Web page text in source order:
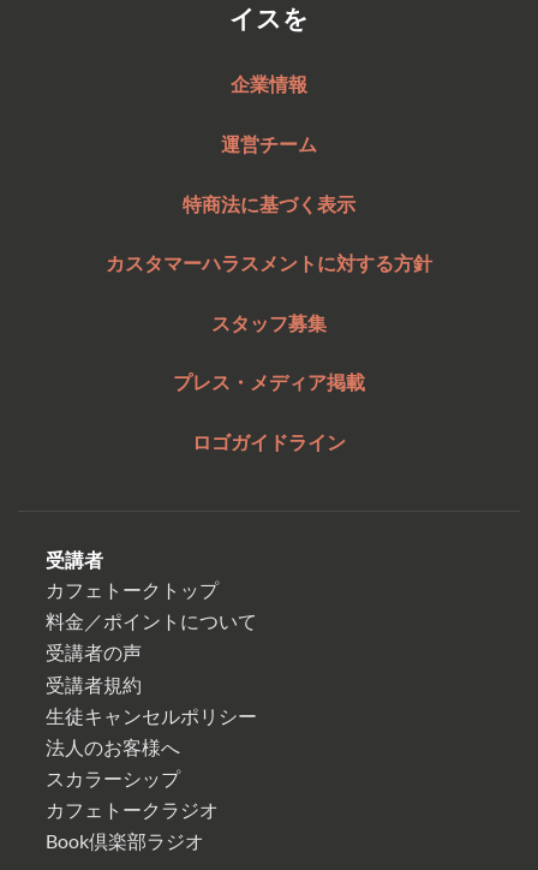
イスを
企業情報
運営チーム
特商法に基づく表示
カスタマーハラスメントに対する方針
スタッフ募集
プレス・メディア掲載
ロゴガイドライン
受講者
カフェトークトップ
料金／ポイントについて
受講者の声
受講者規約
生徒キャンセルポリシー
法人のお客様へ
スカラーシップ
カフェトークラジオ
Book倶楽部ラジオ